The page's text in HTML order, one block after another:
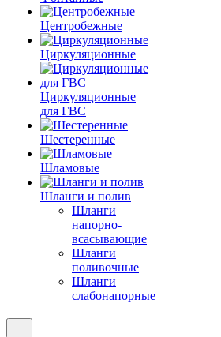
Центробежные
Циркуляционные
Циркуляционные
для ГВС
Шестеренные
Шламовые
Шланги и полив
Шланги
напорно-
всасывающие
Шланги
поливочные
Шланги
слабонапорные